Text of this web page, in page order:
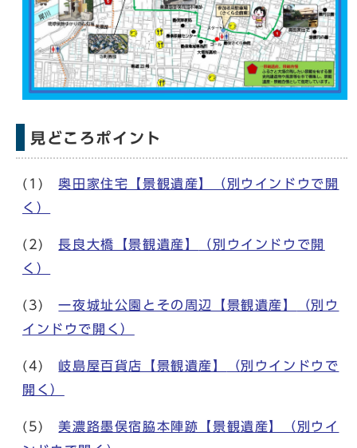
見どころポイント
(1)奥田家住宅【景観遺産】
（別ウインドウで開
く）
(2)長良大橋【景観遺産】
（別ウインドウで開
く）
(3)一夜城址公園とその周辺【景観遺産】
（別ウ
インドウで開く）
(4) 岐島屋百貨店【景観遺産】
（別ウインドウで
開く）
(5)美濃路墨俣宿脇本陣跡【景観遺産】
（別ウイ